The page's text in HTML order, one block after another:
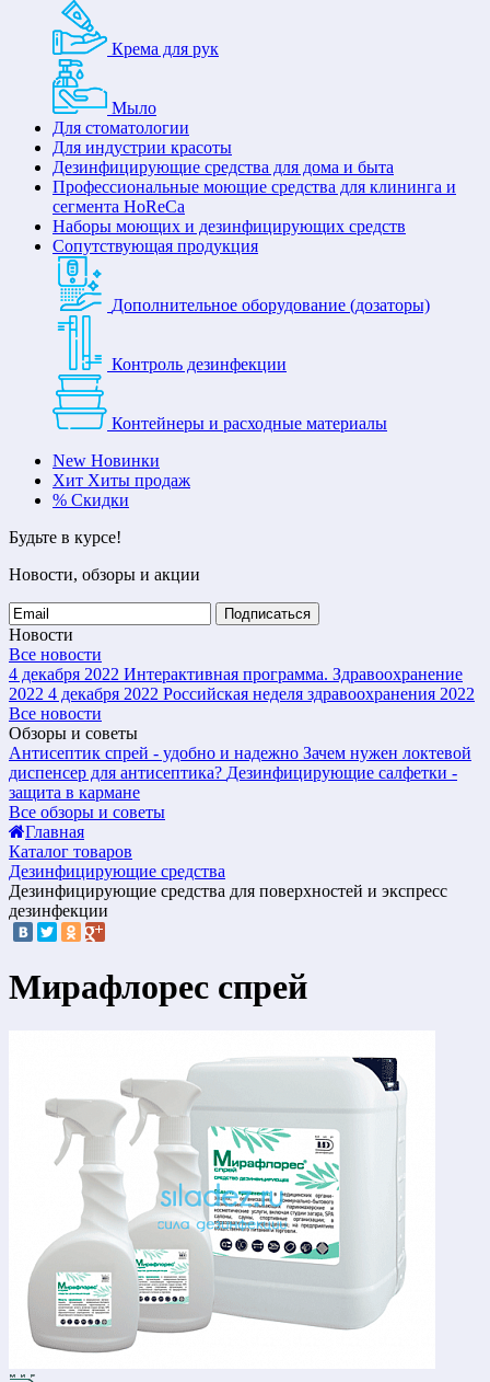
Крема для рук
Мыло
Для стоматологии
Для индустрии красоты
Дезинфицирующие средства для дома и быта
Профессиональные моющие средства для клининга и
сегмента HoReCa
Наборы моющих и дезинфицирующих средств
Сопутствующая продукция
Дополнительное оборудование (дозаторы)
Контроль дезинфекции
Контейнеры и расходные материалы
New Новинки
Хит Хиты продаж
% Скидки
Будьте в курсе!
Новости, обзоры и акции
Подписаться
Новости
Все новости
4 декабря 2022 Интерактивная программа. Здравоохранение
2022 4 декабря 2022 Российская неделя здравоохранения 2022
Все новости
Обзоры и советы
Антисептик спрей - удобно и надежно Зачем нужен локтевой
диспенсер для антисептика? Дезинфицирующие салфетки -
защита в кармане
Все обзоры и советы
Главная
Каталог товаров
Дезинфицирующие средства
Дезинфицирующие средства для поверхностей и экспресс
дезинфекции
Мирафлорес спрей